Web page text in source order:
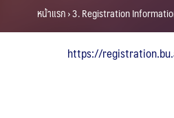
หน้าแรก›3. Registration
https://